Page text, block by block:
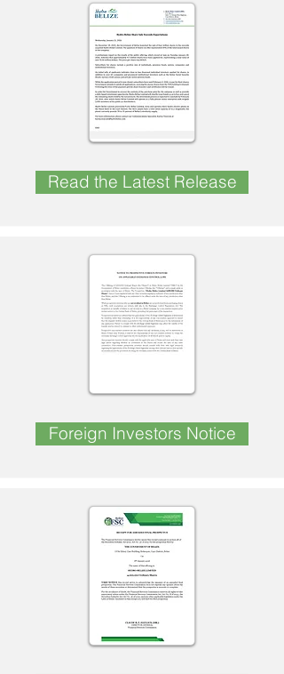
Read the Latest Release
Foreign Investors Notice